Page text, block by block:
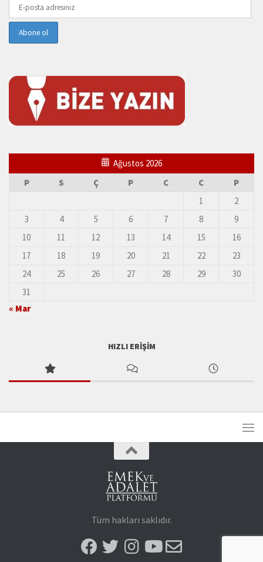
Ağustos 2026
P
S Ç P C C
P
1
2
3
4 5 6 7 8
9
10
11 12 13 14 15
16
17
18 19 20 21 22
23
24
25 26 27 28 29
30
31
« Mar
HIZLI ERIŞIM
Tüm hakları saklıdır.